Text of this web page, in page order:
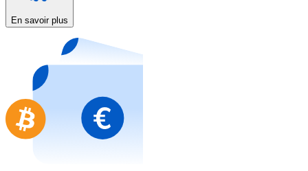
Nouveau
Achetez des cartes-cadeaux de vos marques
Aller à la boutique de cartes-cadeaux
En savoir plus